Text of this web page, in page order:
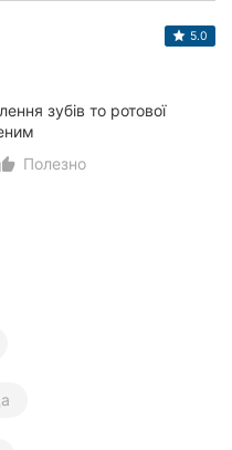
5.0
зубів то ротової
Полезно